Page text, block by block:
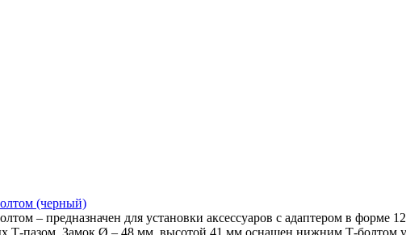
(черный)
– предназначен для установки аксессуаров с адаптером в форме
Т-пазом. Замок Ø – 48 мм, высотой 41 мм оснащен нижним Т-болтом